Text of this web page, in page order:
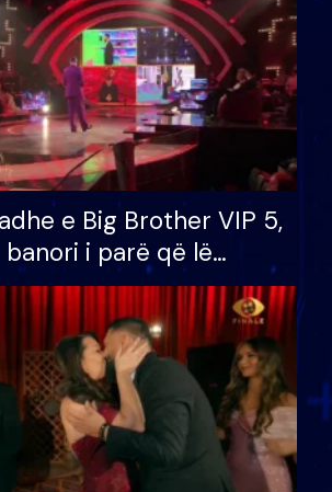
e Big Brother VIP 5,
i parë që lë
humb mundësinë për
e madh